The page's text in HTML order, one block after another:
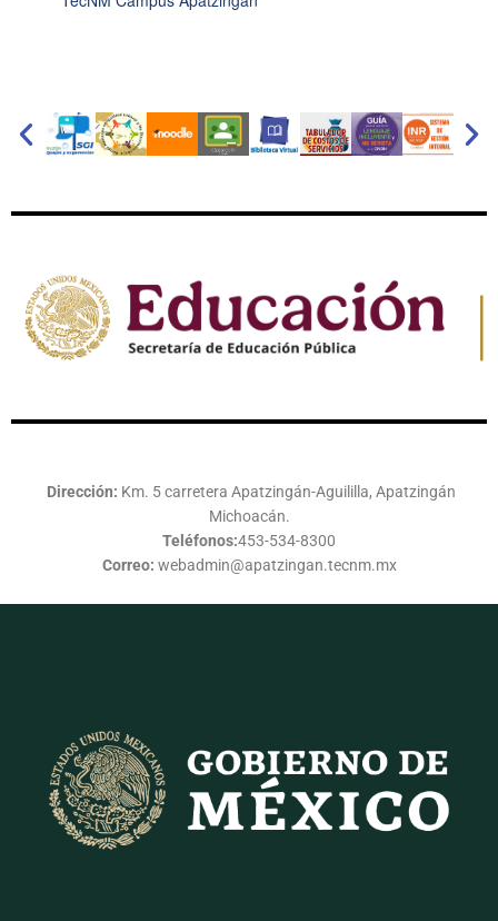
Dirección: Km. 5 carretera Apatzingán-Aguililla, Apatzingán
Michoacán.
Teléfonos:453-534-8300
Correo: webadmin@apatzingan.tecnm.mx